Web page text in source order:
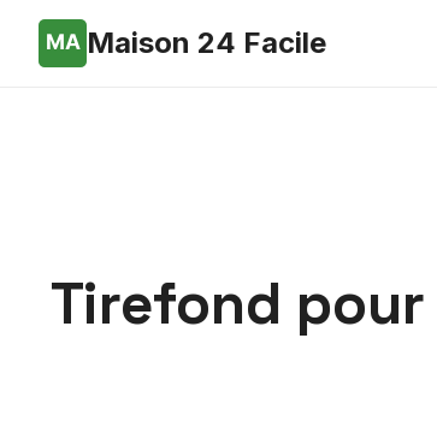
Maison 24 Facile
Tirefond